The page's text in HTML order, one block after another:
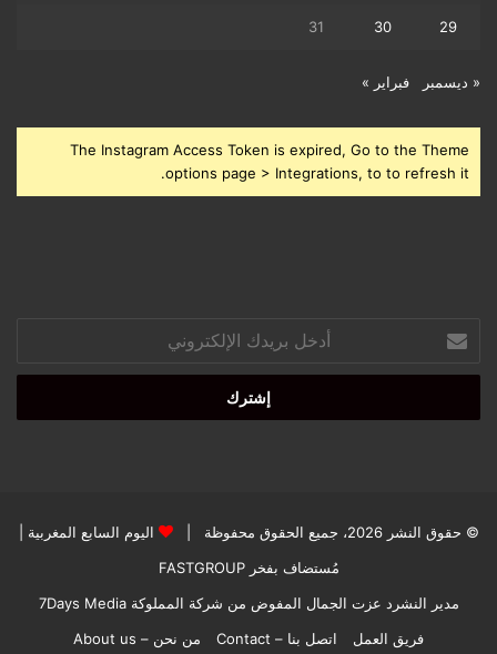
29
30
31
« ديسمبر فبراير »
The Instagram Access Token is expired, Go to the Theme
options page > Integrations, to to refresh it.
بريدك
الإلكتروني
© حقوق النشر 2026، جميع الحقوق محفوظة | اليوم السابع المغربية
مُستضاف بفخرFASTGROUP
مدير النشرد عزت الجمال المفوض من شركة المملوكة 7Days Media
فريق العمل
اتصل بنا – Contact من نحن – About us